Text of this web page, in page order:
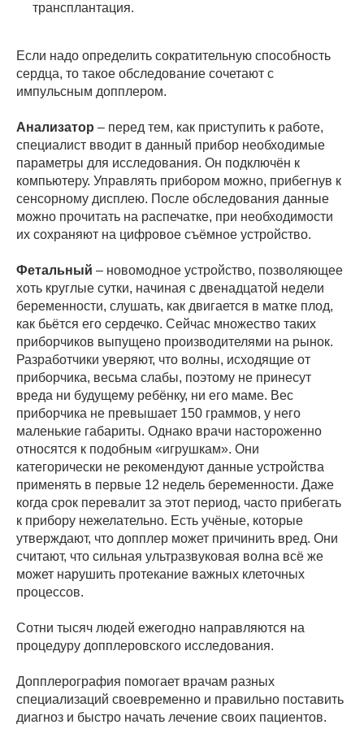
трансплантация.
Если надо определить сократительную способность
сердца, то такое обследование сочетают с
импульсным допплером.
Анализатор – перед тем, как приступить к работе,
специалист вводит в данный прибор необходимые
параметры для исследования. Он подключён к
компьютеру. Управлять прибором можно, прибегнув к
сенсорному дисплею. После обследования данные
можно прочитать на распечатке, при необходимости
их сохраняют на цифровое съёмное устройство.
Фетальный – новомодное устройство, позволяющее
хоть круглые сутки, начиная с двенадцатой недели
беременности, слушать, как двигается в матке плод,
как бьётся его сердечко. Сейчас множество таких
приборчиков выпущено производителями на рынок.
Разработчики уверяют, что волны, исходящие от
приборчика, весьма слабы, поэтому не принесут
вреда ни будущему ребёнку, ни его маме. Вес
приборчика не превышает 150 граммов, у него
маленькие габариты. Однако врачи настороженно
относятся к подобным «игрушкам». Они
категорически не рекомендуют данные устройства
применять в первые 12 недель беременности. Даже
когда срок перевалит за этот период, часто прибегать
к прибору нежелательно. Есть учёные, которые
утверждают, что допплер может причинить вред. Они
считают, что сильная ультразвуковая волна всё же
может нарушить протекание важных клеточных
процессов.
Сотни тысяч людей ежегодно направляются на
процедуру допплеровского исследования.
Допплерография помогает врачам разных
специализаций своевременно и правильно поставить
диагноз и быстро начать лечение своих пациентов.